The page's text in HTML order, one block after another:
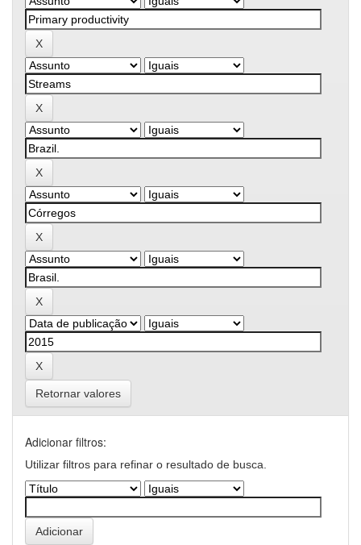
Retornar valores
Adicionar filtros:
Utilizar filtros para refinar o resultado de busca.